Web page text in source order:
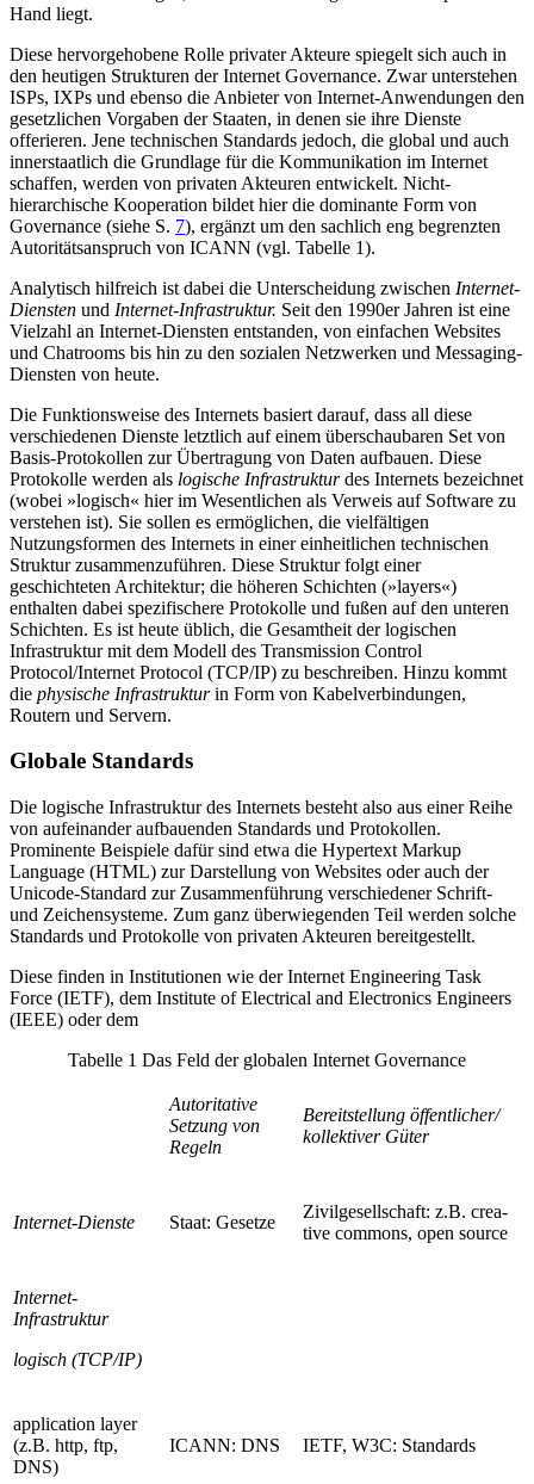
Hand liegt.
Diese hervorgehobene Rolle privater Akteure spie­gelt sich auch in
den heutigen Strukturen der Inter­net Governance. Zwar unterstehen
ISPs, IXPs und ebenso die Anbieter von Internet-Anwendungen den
gesetzlichen Vorgaben der Staaten, in denen sie ihre Dienste
offerieren. Jene technischen Standards je­doch, die global und auch
innerstaatlich die Grund­lage für die Kommunikation im Internet
schaffen, werden von privaten Akteuren entwickelt. Nicht­
hierarchische Kooperation bildet hier die dominante Form von
Governance (siehe S. 7), ergänzt um den sachlich eng begrenzten
Autoritätsanspruch von ICANN (vgl. Tabelle 1).
Analytisch hilfreich ist dabei die Unterscheidung zwischen Internet-
Diensten und Internet-Infrastruktur. Seit den 1990er Jahren ist eine
Vielzahl an Internet-Diensten entstanden, von einfachen Websites
und Chat­rooms bis hin zu den sozialen Netzwerken und Messaging-
Diensten von heute.
Die Funktionsweise des Internets basiert darauf, dass all diese
verschiedenen Dienste letztlich auf einem überschaubaren Set von
Basis-Protokollen zur Übertragung von Daten aufbauen. Diese
Protokolle werden als logische Infrastrukturdes Internets bezeichnet
(wobei »logisch« hier im Wesentlichen als Verweis auf Software zu
verstehen ist). Sie sollen es ermög­lichen, die vielfältigen
Nutzungsformen des Internets in einer einheitlichen technischen
Struktur zusammenzuführen. Diese Struktur folgt einer
geschichteten Architektur; die höheren Schichten (»layers«)
enthalten dabei spezifischere Protokolle und fußen auf den unteren
Schichten. Es ist heute üblich, die Gesamtheit der logischen
Infrastruktur mit dem Modell des Transmission Control
Protocol/Internet Protocol (TCP/IP) zu beschreiben. Hinzu kommt
die physische Infrastrukturin Form von Kabelverbindungen,
Routern und Servern.
Globale Standards
Die logische Infrastruktur des Internets besteht also aus einer Reihe
von aufeinander aufbauenden Stan­dards und Protokollen.
Prominente Beispiele dafür sind etwa die Hypertext Markup
Language (HTML) zur Darstellung von Websites oder auch der
Unicode-Standard zur Zusammenführung verschiedener Schrift-
und Zeichensysteme. Zum ganz überwiegenden Teil werden solche
Standards und Protokolle von privaten Akteuren bereitgestellt.
Diese finden in Institutionen wie der Internet Engineering Task
Force (IETF), dem Institute of Elec­trical and Electronics Engineers
(IEEE) oder dem
Tabelle 1 Das Feld der globalen Internet Governance
Autoritative
Setzung von
Regeln
Bereitstellung öffentlicher/
kollektiver Güter
Internet-Dienste Staat: Gesetze
Zivilgesellschaft: z.B. crea­
tive commons, open source
Internet-
Infrastruktur
logisch (TCP/IP)
application layer
(z.B. http, ftp,
DNS)
ICANN: DNS IETF, W3C: Standards